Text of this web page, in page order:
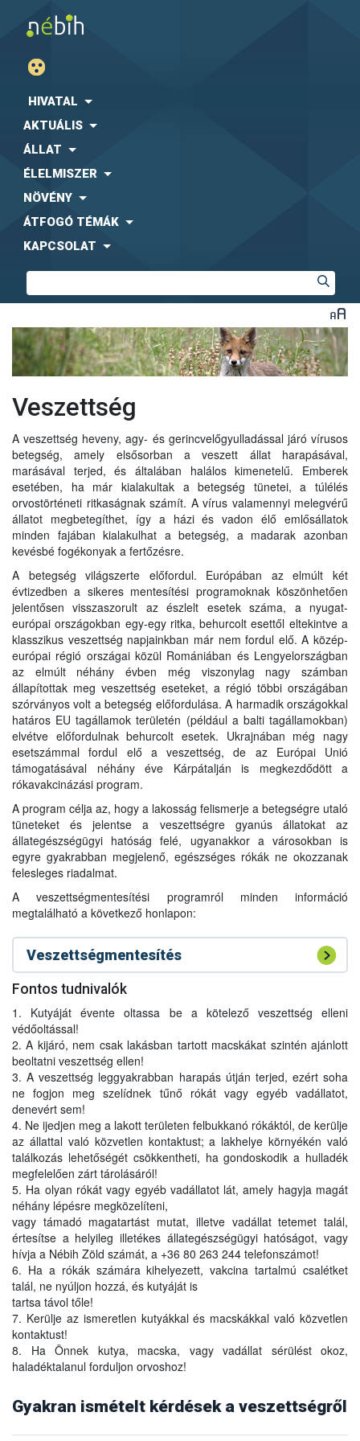
HIVATAL
AKTUÁLIS
ÁLLAT
ÉLELMISZER
NÖVÉNY
ÁTFOGÓ TÉMÁK
KAPCSOLAT
Veszettség
A veszettség heveny, agy- és gerincvelőgyulladással járó vírusos
betegség, amely elsősorban a veszett állat harapásával,
marásával terjed, és általában halálos kimenetelű. Emberek
esetében, ha már kialakultak a betegség tünetei, a túlélés
orvostörténeti ritkaságnak számít. A vírus valamennyi melegvérű
állatot megbetegíthet, így a házi és vadon élő emlősállatok
minden fajában kialakulhat a betegség, a madarak azonban
kevésbé fogékonyak a fertőzésre.
A betegség világszerte előfordul. Európában az elmúlt két
évtizedben a sikeres mentesítési programoknak köszönhetően
jelentősen visszaszorult az észlelt esetek száma, a nyugat-
európai országokban egy-egy ritka, behurcolt esettől eltekintve a
klasszikus veszettség napjainkban már nem fordul elő. A közép-
európai régió országai közül Romániában és Lengyelországban
az elmúlt néhány évben még viszonylag nagy számban
állapítottak meg veszettség eseteket, a régió többi országában
szórványos volt a betegség előfordulása. A harmadik országokkal
határos EU tagállamok területén (például a balti tagállamokban)
elvétve előfordulnak behurcolt esetek. Ukrajnában még nagy
esetszámmal fordul elő a veszettség, de az Európai Unió
támogatásával néhány éve Kárpátalján is megkezdődött a
rókavakcinázási program.
A program célja az, hogy a lakosság felismerje a betegségre utaló
tüneteket és jelentse a veszettségre gyanús állatokat az
állategészségügyi hatóság felé, ugyanakkor a városokban is
egyre gyakrabban megjelenő, egészséges rókák ne okozzanak
felesleges riadalmat.
A veszettségmentesítési programról minden információ
megtalálható a következő honlapon:
Veszettségmentesítés
Fontos tudnivalók
1. Kutyáját évente oltassa be a kötelező veszettség elleni
védőoltással!
2. A kijáró, nem csak lakásban tartott macskákat szintén ajánlott
beoltatni veszettség ellen!
3. A veszettség leggyakrabban harapás útján terjed, ezért soha
ne fogjon meg szelídnek tűnő rókát vagy egyéb vadállatot,
denevért sem!
4. Ne ijedjen meg a lakott területen felbukkanó rókáktól, de kerülje
az állattal való közvetlen kontaktust; a lakhelye környékén való
találkozás lehetőségét csökkentheti, ha gondoskodik a hulladék
megfelelően zárt tárolásáról!
5. Ha olyan rókát vagy egyéb vadállatot lát, amely hagyja magát
néhány lépésre megközelíteni,
vagy támadó magatartást mutat, illetve vadállat tetemet talál,
értesítse a helyileg illetékes állategészségügyi hatóságot, vagy
hívja a Nébih Zöld számát, a +36 80 263 244 telefonszámot!
6. Ha a rókák számára kihelyezett, vakcina tartalmú csalétket
talál, ne nyúljon hozzá, és kutyáját is
tartsa távol tőle!
7. Kerülje az ismeretlen kutyákkal és macskákkal való közvetlen
kontaktust!
8. Ha Önnek kutya, macska, vagy vadállat sérülést okoz,
haladéktalanul forduljon orvoshoz!
Gyakran ismételt kérdések a veszettségről
A veszettség vírusos betegség, mely az agy- és gerincvelő
Nem, szerencsére a betegség egyre ritkábban fordul elő
tüneteket mutató vadállattal, kóbor kutyával vagy macskával
találkozunk!